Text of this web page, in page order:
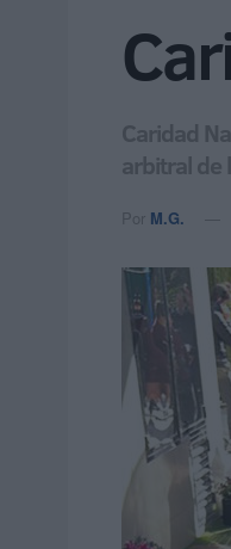
Caridad
arbitral de
Por M.G.